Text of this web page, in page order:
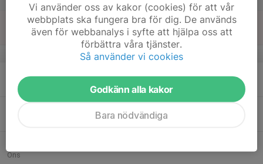
v.34
Mån
Ons
Vi använder oss av kakor (cookies) för att vår
webbplats ska fungera bra för dig. De används
även för webbanalys i syfte att hjälpa oss att
förbättra våra tjänster.
Så använder vi cookies
Godkänn alla kakor
Bara nödvändiga